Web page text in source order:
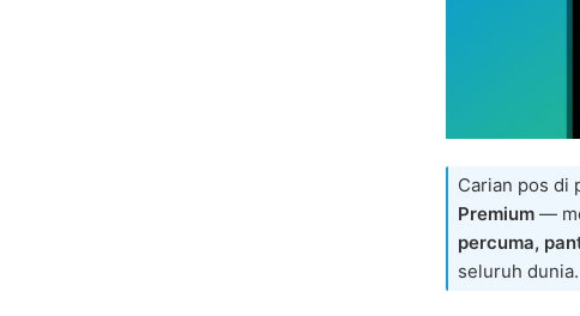
Carian pos di
Premium —
percuma,
seluruh dunia.